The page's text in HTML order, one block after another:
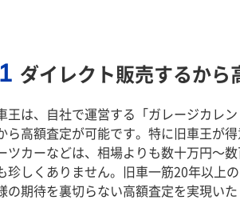
ダイレクト販売するから
王は、自社で運営する「ガレージカレ
ら高額査定が可能です。特に旧車王が
ツカーなどは、相場よりも数十万円～
珍しくありません。旧車一筋20年以上
の期待を裏切らない高額査定を実現いた